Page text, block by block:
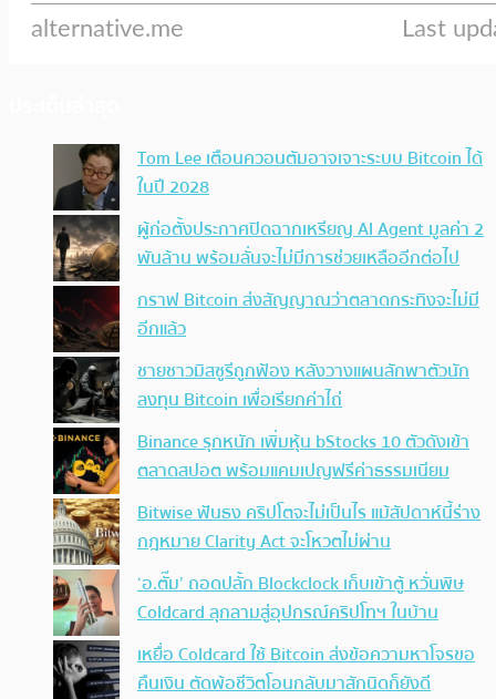
Tom Lee เตือนควอนตัมอาจเจาะระบบ Bitcoin ได้
ในปี 2028
ผู้ก่อตั้งประกาศปิดฉากเหรียญ AI Agent มูลค่า 2
พันล้าน พร้อมลั่นจะไม่มีการช่วยเหลืออีกต่อไป
กราฟ Bitcoin ส่งสัญญาณว่าตลาดกระทิงจะไม่มี
อีกแล้ว
ชายชาวมิสซูรีถูกฟ้อง หลังวางแผนลักพาตัวนัก
ลงทุน Bitcoin เพื่อเรียกค่าไถ่
Binance รุกหนัก เพิ่มหุ้น bStocks 10 ตัวดังเข้า
ตลาดสปอต พร้อมแคมเปญฟรีค่าธรรมเนียม
Bitwise ฟันธง คริปโตจะไม่เป็นไร แม้สัปดาห์นี้ร่าง
กฎหมาย Clarity Act จะโหวตไม่ผ่าน
‘อ.ตั๊ม’ ถอดปลั้ก Blockclock เก็บเข้าตู้ หวั่นพิษ
Coldcard ลุกลามสู่อุปกรณ์คริปโทฯ ในบ้าน
เหยื่อ Coldcard ใช้ Bitcoin ส่งข้อความหาโจรขอ
คืนเงิน ตัดพ้อชีวิตโอนกลับมาสักนิดก็ยังดี